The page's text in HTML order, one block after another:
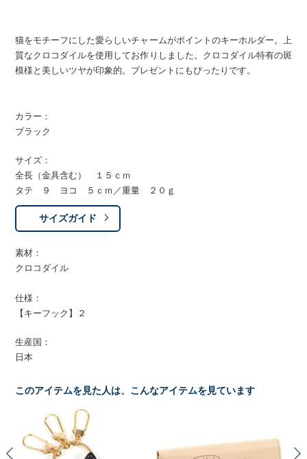
猫をモチーフにした愛らしいチャームがポイントのキーホルダー。上
質なクロコダイルを使用してお作りしました。クロコダイル特有の斑
模様と美しいツヤが印象的。プレゼントにもぴったりです。
カラー：
ブラック
サイズ：
全長（金具含む） １５ｃｍ
タテ ９ ヨコ ５ｃｍ／重量 ２０ｇ
サイズガイド
素材：
クロコダイル
仕様：
【キーフック】２
生産国：
日本
このアイテムを見た人は、こんなアイテムを見ています